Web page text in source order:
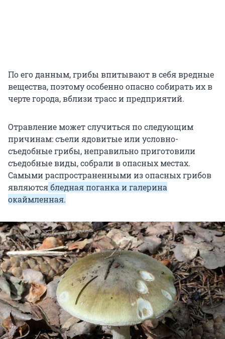
По его данным, грибы впитывают в себя вредные
вещества, поэтому особенно опасно собирать их в
черте города, вблизи трасс и предприятий.
Отравление может случиться по следующим
причинам: съели ядовитые или условно-
съедобные грибы, неправильно приготовили
съедобные виды, собрали в опасных местах.
Самыми распространенными из опасных грибов
являютсябледная поганка и галерина
окаймленная.